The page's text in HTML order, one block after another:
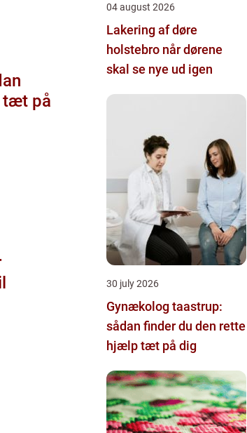
tæt på
04 august 2026
Lakering af døre
holstebro når dørene
skal se nye ud igen
30 july 2026
Gynækolog taastrup:
sådan finder du den rette
hjælp tæt på dig